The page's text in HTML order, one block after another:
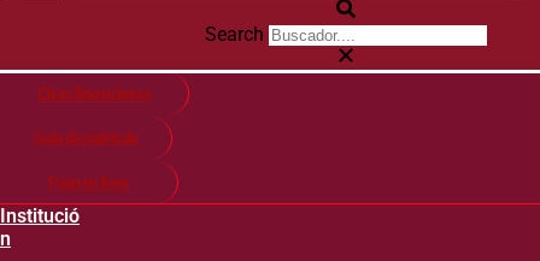
Search
Citas financieras
Guía de matricula
Pago en línea
Institució
n